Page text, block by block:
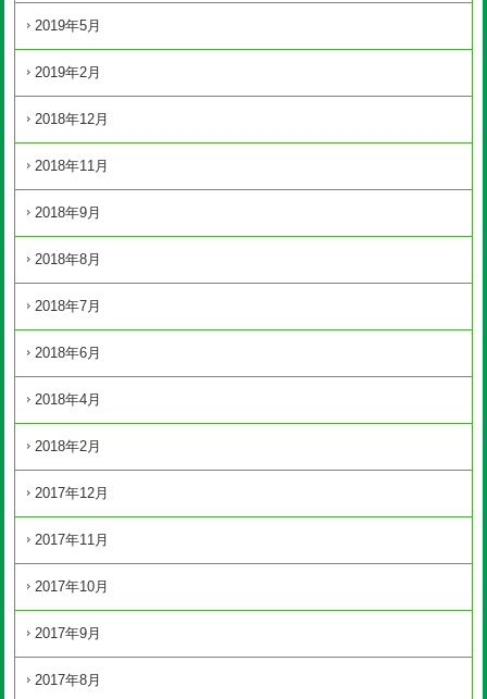
2019年5月
2019年2月
2018年12月
2018年11月
2018年9月
2018年8月
2018年7月
2018年6月
2018年4月
2018年2月
2017年12月
2017年11月
2017年10月
2017年9月
2017年8月